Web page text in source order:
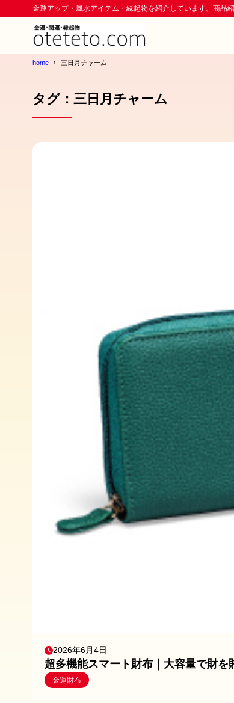
金運アップ・風水アイテム・縁起物を紹介しています。商品
home 三日月チャーム
タグ：三日月チャーム
2026年6月4日
超多機能スマート財布｜大容量で財
金運財布